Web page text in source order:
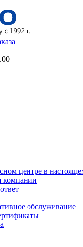
центре в
компании
обслуживание